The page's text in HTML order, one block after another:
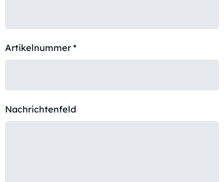
Artikelnummer*
Nachrichtenfeld